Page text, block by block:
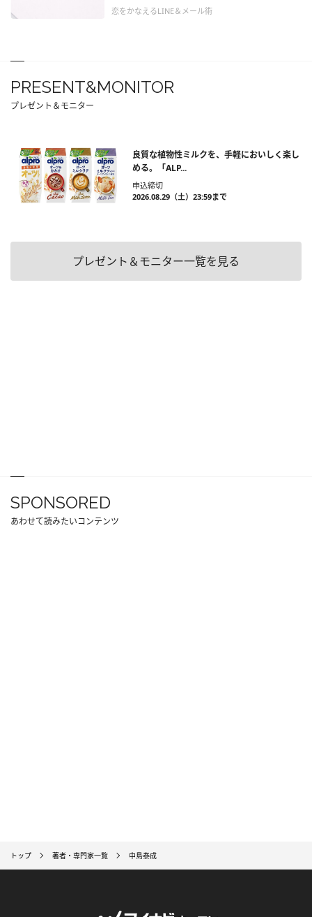
恋をかなえるLINE＆メール術
PRESENT&MONITOR
プレゼント＆モニター
良質な植物性ミルクを、手軽においしく楽し
める。「ALP...
申込締切
2026.08.29（土）23:59まで
プレゼント＆モニター一覧を見る
SPONSORED
あわせて読みたいコンテンツ
トップ 著者・専門家一覧 中島泰成